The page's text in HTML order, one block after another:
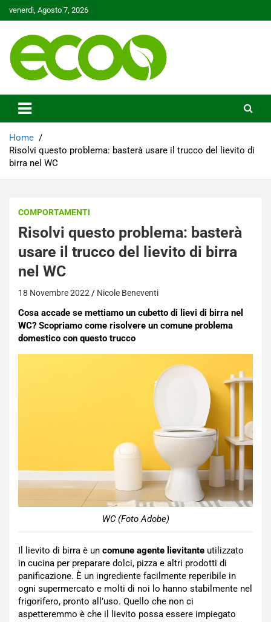
to
venerdì, Agosto 7, 2026
Ecoo.it
Home
Risolvi questo problema: basterà usare il trucco del lievito di
birra nel WC
COMPORTAMENTI
Risolvi questo problema: basterà
usare il trucco del lievito di birra
nel WC
18 Novembre 2022 Nicole Beneventi
Cosa accade se mettiamo un cubetto di lievi di birra nel
WC? Scopriamo come risolvere un comune problema
domestico con questo trucco
WC (Foto Adobe)
Il lievito di birra è un comune agente lievitante utilizzato
in cucina per preparare dolci, pizza e altri prodotti di
panificazione. È un ingrediente facilmente reperibile in
ogni supermercato e molti di noi lo hanno stabilmente nel
frigorifero, pronto all’uso. Quello che non ci
aspetteremmo è che il lievito possa essere impiegato